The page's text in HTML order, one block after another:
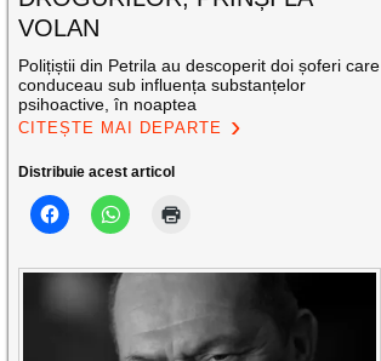
VOLAN
Polițiștii din Petrila au descoperit doi șoferi care
conduceau sub influența substanțelor
psihoactive, în noaptea
CITEȘTE MAI DEPARTE
Distribuie acest articol